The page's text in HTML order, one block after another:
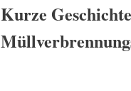
Kurze